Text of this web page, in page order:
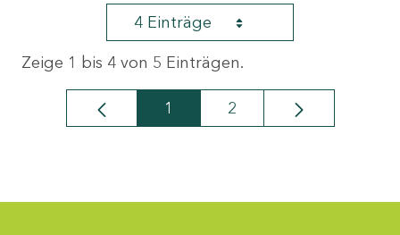
4 Einträge
Zeige 1 bis 4 von 5 Einträgen.
Seite
1 Seite
2